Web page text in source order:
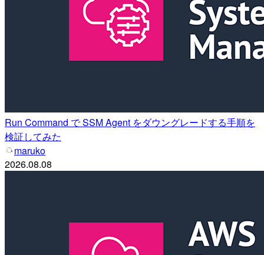
Run Command で SSM Agent をダウングレードする手順を
検証してみた
maruko
2026.08.08